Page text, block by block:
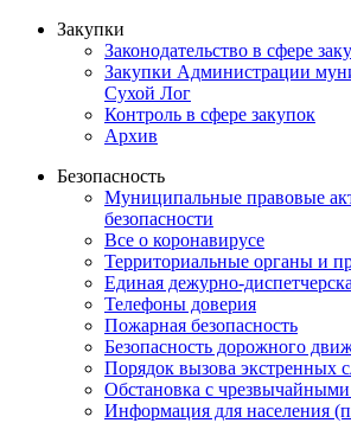
Закупки
Законодательство в сфере
Закупки Администрации
Сухой Лог
Контроль в сфере закупок
Архив
Безопасность
Муниципальные правовые
безопасности
Все о коронавирусе
Территориальные органы и
Единая дежурно-
Телефоны доверия
Пожарная безопасность
Безопасность дорожного
Порядок вызова экстренных
Обстановка с
Информация для населения